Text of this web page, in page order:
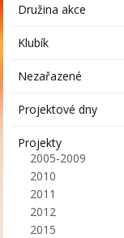
Družina akce
Klubík
Nezařazené
Projektové dny
Projekty
2005-2009
2010
2011
2012
2015